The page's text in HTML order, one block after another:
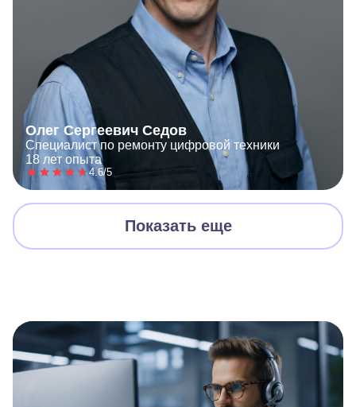
Олег Сергеевич Седов
Специалист по ремонту цифровой техники
18 лет опыта
4.6/5
Показать еще